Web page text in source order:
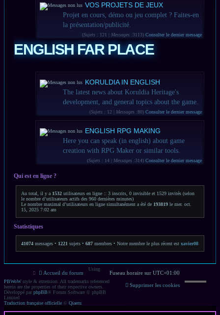
VOS PROJETS DE JEUX
Projet en cours, démo ou jeu complet ? Faites-en
la présentation/publicité.
(Sujets : 121 | Messages :3113) Consulter le dernier message
ENGLISH FAR PLACE
KORULDIA IN ENGLISH
The latest news about Koruldia Heritage's
development, and general topics about the game.
(Sujets : 12 | Messages :80) Consulter le dernier message
ENGLISH RPG MAKING
Here you can speak (in english) about game
creation with RPG Maker or similar tools.
(Sujets : 14 | Messages :314) Consulter le dernier message
Qui est en ligne ?
Au total, il y a 1532 utilisateurs en ligne :: 3 inscrits, 0 invisible et 1529 invités (selon
le nombre d’utilisateurs actifs des 960 dernières minutes)
Le nombre maximal d’utilisateurs en ligne simultanément a été de 193819 le mer. oct.
15, 2025 7:02 am
Statistiques
41074 messages • 1221 sujets • 687 membres • Notre membre le plus récent est xavier08
Accueil du forum Fuseau horaire sur UTC+01:00
Supprimer les cookies
Using
PBWoWstyle & extension. All trademarks referenced
herein are the properties of their respective owners.
Développé parphpBB® Forum Software © phpBB
Limited
Traduction française officielle © Qiaeru